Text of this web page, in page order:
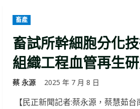
畜產
畜試所幹細胞分化
組織工程血管再生
蔡 永源 2025 年 7 月 8 日
【民正新聞記者:蔡永源，蔡慧茹